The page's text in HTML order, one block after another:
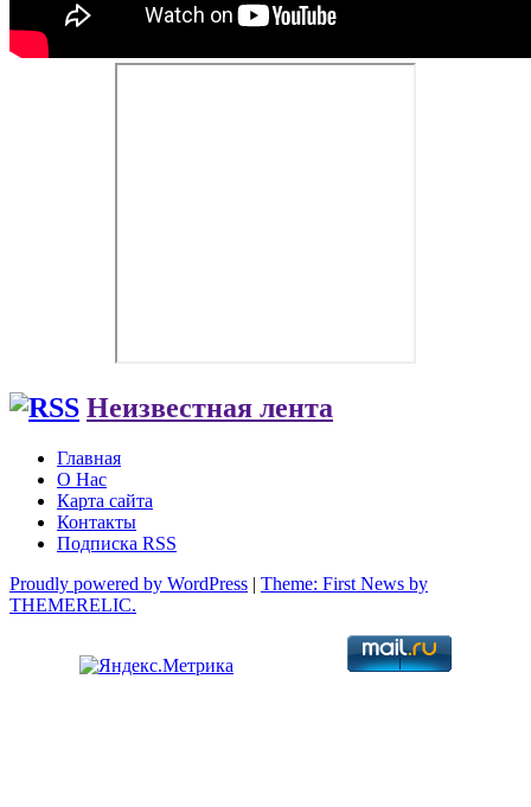
Неизвестная лента
Главная
О Нас
Карта сайта
Контакты
Подписка RSS
Proudly powered by WordPress | Theme: First News by
THEMERELIC.